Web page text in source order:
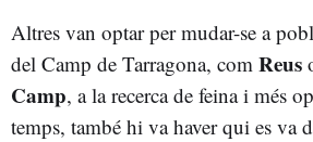
Altres van optar per mudar-se a
del Camp de Tarragona, com Reus
Camp, a la recerca de feina i més
temps, també hi va haver qui es va